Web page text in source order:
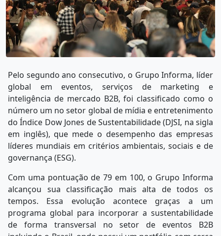
Pelo segundo ano consecutivo, o Grupo Informa, líder
global em eventos, serviços de marketing e
inteligência de mercado B2B, foi classificado como o
número um no setor global de mídia e entretenimento
do Índice Dow Jones de Sustentabilidade (DJSI, na sigla
em inglês), que mede o desempenho das empresas
líderes mundiais em critérios ambientais, sociais e de
governança (ESG).
Com uma pontuação de 79 em 100, o Grupo Informa
alcançou sua classificação mais alta de todos os
tempos. Essa evolução acontece graças a um
programa global para incorporar a sustentabilidade
de forma transversal no setor de eventos B2B